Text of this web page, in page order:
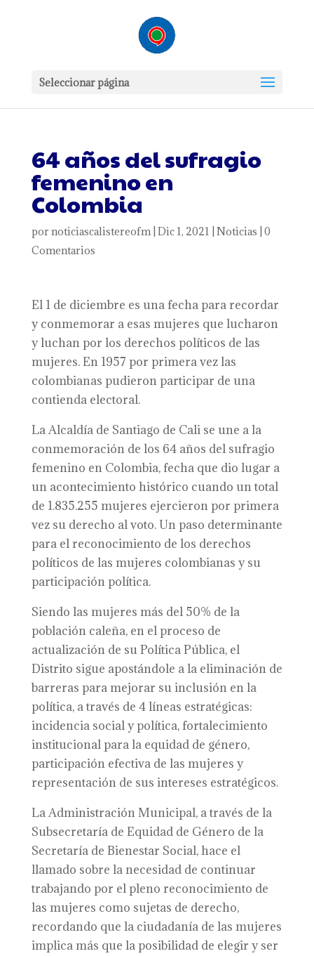
Seleccionar página
64 años del sufragio
femenino en
Colombia
por noticiascalistereofm| Dic 1, 2021 Noticias 0
Comentarios
El 1 de diciembre es una fecha para recordar
y conmemorar a esas mujeres que lucharon
y luchan por los derechos políticos de las
mujeres. En 1957 por primera vez las
colombianas pudieron participar de una
contienda electoral.
La Alcaldía de Santiago de Cali se une a la
conmemoración de los 64 años del sufragio
femenino en Colombia, fecha que dio lugar a
un acontecimiento histórico cuando un total
de 1.835.255 mujeres ejercieron por primera
vez su derecho al voto. Un paso determinante
para el reconocimiento de los derechos
políticos de las mujeres colombianas y su
participación política.
Siendo las mujeres más del 50% de la
población caleña, en el proceso de
actualización de su Política Pública, el
Distrito sigue apostándole a la eliminación de
barreras para mejorar su inclusión en la
política, a través de 4 líneas estratégicas:
incidencia social y política, fortalecimiento
institucional para la equidad de género,
participación efectiva de las mujeres y
representación de sus intereses estratégicos.
La Administración Municipal, a través de la
Subsecretaría de Equidad de Género de la
Secretaría de Bienestar Social, hace el
llamado sobre la necesidad de continuar
trabajando por el pleno reconocimiento de
las mujeres como sujetas de derecho,
recordando que la ciudadanía de las mujeres
implica más que la posibilidad de elegir y ser